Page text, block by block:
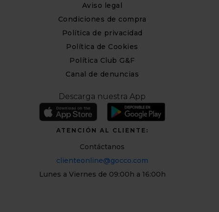
Aviso legal
Condiciones de compra
Política de privacidad
Política de Cookies
Política Club G&F
Canal de denuncias
Descarga nuestra App
ATENCIÓN AL CLIENTE:
Contáctanos
clienteonline@gocco.com
Lunes a Viernes de 09:00h a 16:00h